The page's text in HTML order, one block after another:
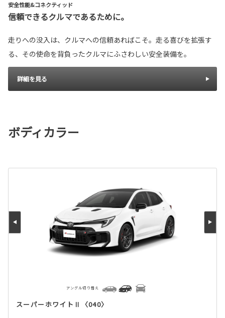
安全性能&コネクティッド
信頼できるクルマであるために。
走りへの没入は、クルマへの信頼あればこそ。走る喜びを拡張す
る、その使命を背負ったクルマにふさわしい安全装備を。
詳細を見る
ボディカラー
スーパーホワイトⅡ〈040〉
アングル切り替え